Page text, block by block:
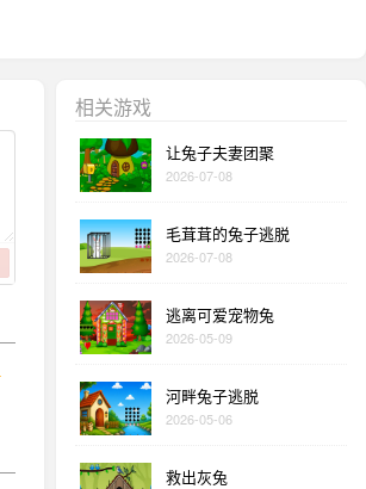
相关游戏
让兔子夫妻团聚
2026-07-08
毛茸茸的兔子逃脱
2026-07-08
逃离可爱宠物兔
2026-05-09
河畔兔子逃脱
2026-05-06
救出灰兔